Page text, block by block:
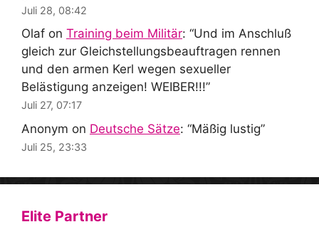
Juli 28, 08:42
Olaf on Training beim Militär: “Und im Anschluß
gleich zur Gleichstellungsbeauftragen rennen
und den armen Kerl wegen sexueller
Belästigung anzeigen! WEIBER!!!”
Juli 27, 07:17
Anonym on Deutsche Sätze: “Mäßig lustig”
Juli 25, 23:33
Elite Partner